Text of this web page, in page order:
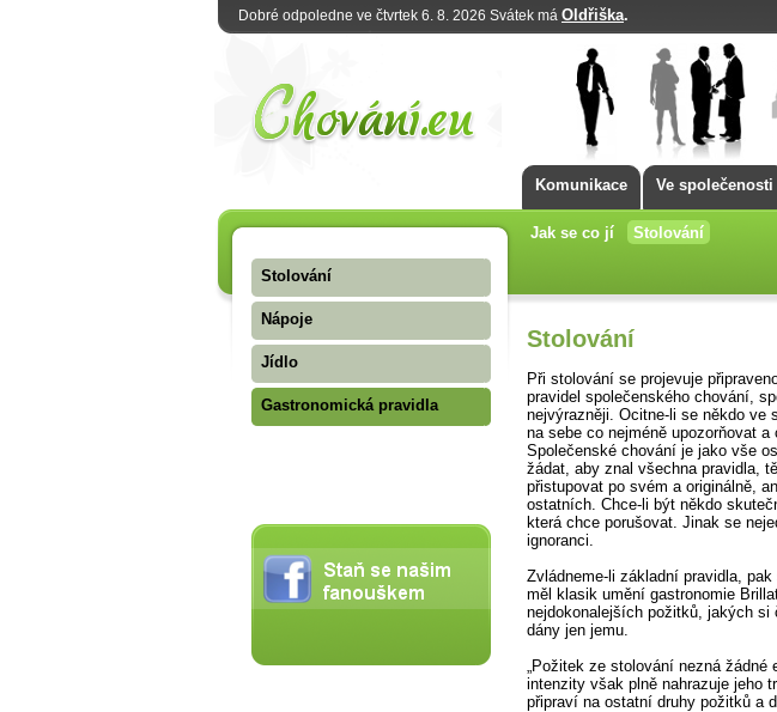
Dobré odpoledne ve čtvrtek 6. 8. 2026 Svátek má Oldřiška.
Komunikace Ve společenosti
Jak se co jí Stolování
Stolování
Nápoje
Jídlo
Gastronomická pravidla
Stolování
Při stolování se projevuje
pravidel společenského chování,
nejvýrazněji. Ocitne-li se někdo
na sebe co nejméně upozorňovat
Společenské chování je jako vše
žádat, aby znal všechna pravidla,
přistupovat po svém a originálně,
ostatních. Chce-li být někdo
která chce porušovat. Jinak se
ignoranci.
Zvládneme-li základní pravidla,
měl klasik umění gastronomie
nejdokonalejších požitků, jakých
dány jen jemu.
„Požitek ze stolování nezná
intenzity však plně nahrazuje jeho
připraví na ostatní druhy požitků a